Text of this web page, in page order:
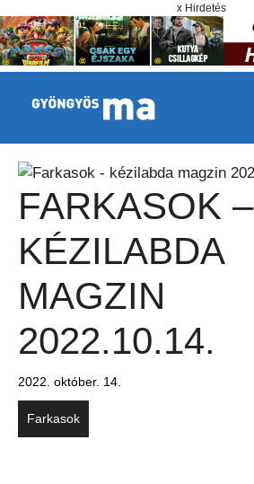
x Hirdetés
FARKASOK –
KÉZILABDA
MAGZIN
2022.10.14.
2022. október. 14.
Farkasok